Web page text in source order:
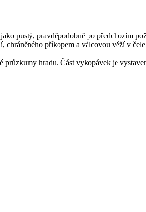
pustý, pravděpodobně po předchozím
chráněného příkopem a válcovou věží v
hradu. Část vykopávek je